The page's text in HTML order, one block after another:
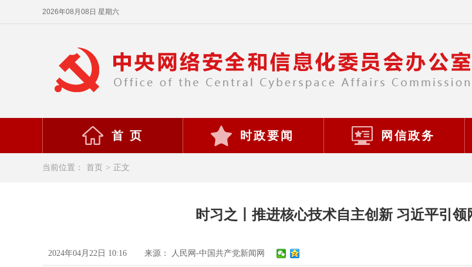
2026年08月08日 星期六
首 页 时政要闻 网信政务
当前位置： 首页 > 正文
时习之丨推进核心技术自主创新 习近平引
2024年04月22日 10:16 来源： 人民网-中国共产党新闻网